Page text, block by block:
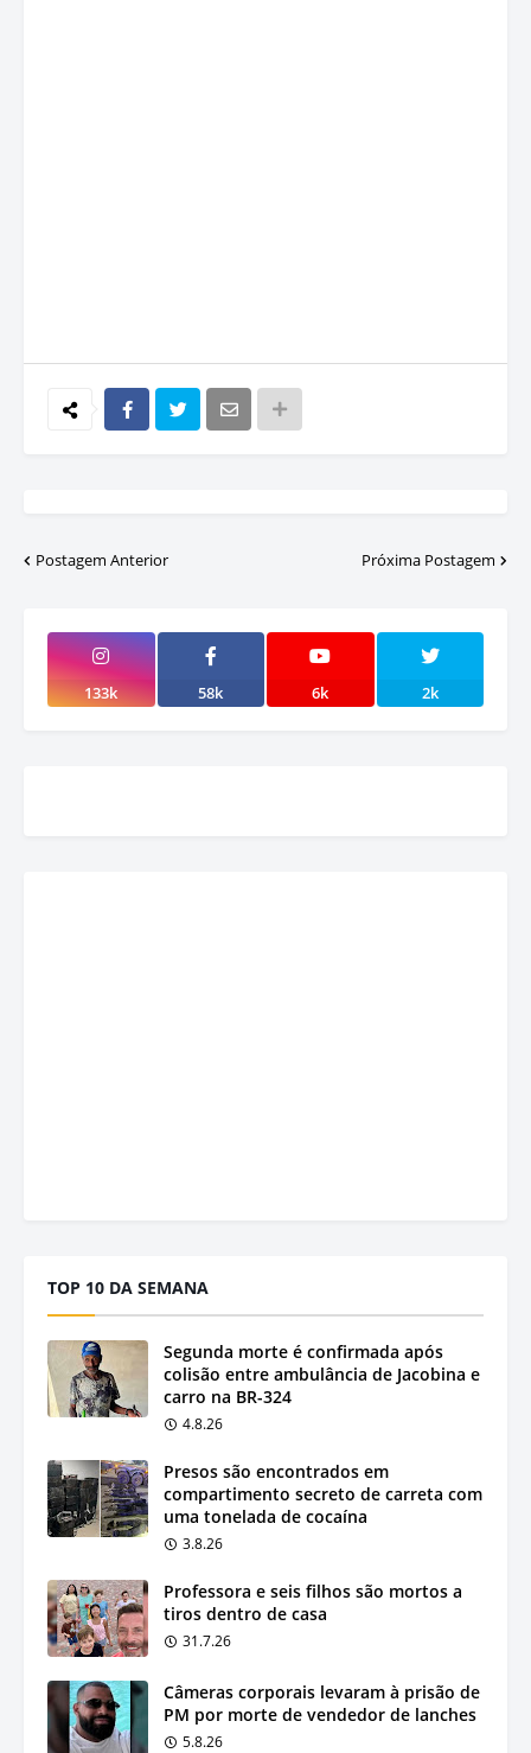
Postagem Anterior Próxima Postagem
133k 58k 6k 2k
TOP 10 DA SEMANA
Segunda morte é confirmada após
colisão entre ambulância de Jacobina e
carro na BR-324
4.8.26
Presos são encontrados em
compartimento secreto de carreta com
uma tonelada de cocaína
3.8.26
Professora e seis filhos são mortos a
tiros dentro de casa
31.7.26
Câmeras corporais levaram à prisão de
PM por morte de vendedor de lanches
5.8.26